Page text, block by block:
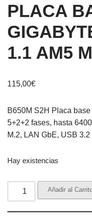
PLACA
1.1 AM5
115,00€
B650M S2H Placa
5+2+2 fases, hasta
M.2, LAN GbE, USB 3.2
Hay existencias
Añadir al